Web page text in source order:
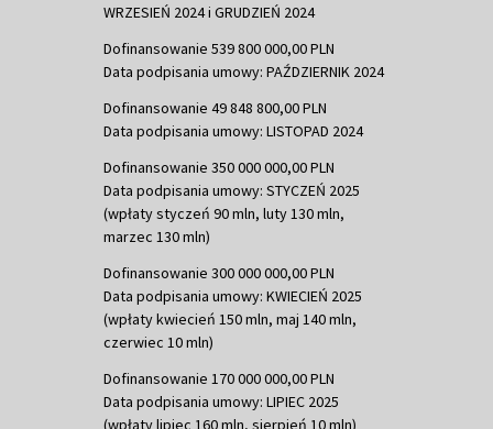
WRZESIEŃ 2024 i GRUDZIEŃ 2024
Dofinansowanie 539 800 000,00 PLN
Data podpisania umowy: PAŹDZIERNIK 2024
Dofinansowanie 49 848 800,00 PLN
Data podpisania umowy: LISTOPAD 2024
Dofinansowanie 350 000 000,00 PLN
Data podpisania umowy: STYCZEŃ 2025
(wpłaty styczeń 90 mln, luty 130 mln,
marzec 130 mln)
Dofinansowanie 300 000 000,00 PLN
Data podpisania umowy: KWIECIEŃ 2025
(wpłaty kwiecień 150 mln, maj 140 mln,
czerwiec 10 mln)
Dofinansowanie 170 000 000,00 PLN
Data podpisania umowy: LIPIEC 2025
(wpłaty lipiec 160 mln, sierpień 10 mln)